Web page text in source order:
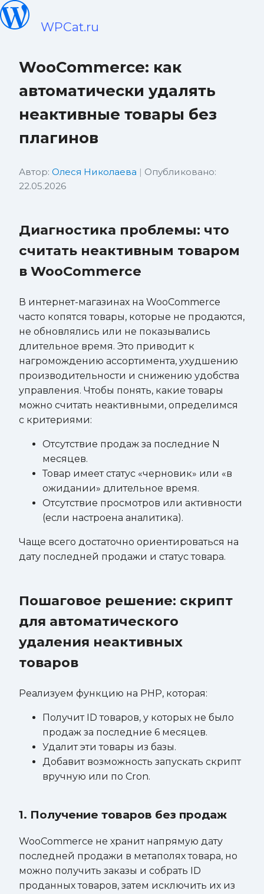
WPCat.ru
WooCommerce: как
автоматически удалять
неактивные товары без
плагинов
Автор: Олеся Николаева | Опубликовано:
22.05.2026
Диагностика проблемы: что
считать неактивным товаром
в WooCommerce
В интернет-магазинах на WooCommerce
часто копятся товары, которые не продаются,
не обновлялись или не показывались
длительное время. Это приводит к
нагромождению ассортимента, ухудшению
производительности и снижению удобства
управления. Чтобы понять, какие товары
можно считать неактивными, определимся
с критериями:
Отсутствие продаж за последние N
месяцев.
Товар имеет статус «черновик» или «в
ожидании» длительное время.
Отсутствие просмотров или активности
(если настроена аналитика).
Чаще всего достаточно ориентироваться на
дату последней продажи и статус товара.
Пошаговое решение: скрипт
для автоматического
удаления неактивных
товаров
Реализуем функцию на PHP, которая:
Получит ID товаров, у которых не было
продаж за последние 6 месяцев.
Удалит эти товары из базы.
Добавит возможность запускать скрипт
вручную или по Cron.
1. Получение товаров без продаж
WooCommerce не хранит напрямую дату
последней продажи в метаполях товара, но
можно получить заказы и собрать ID
проданных товаров, затем исключить их из